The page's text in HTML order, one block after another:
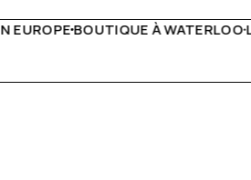
GRATUITE À PARTIR DE 150€